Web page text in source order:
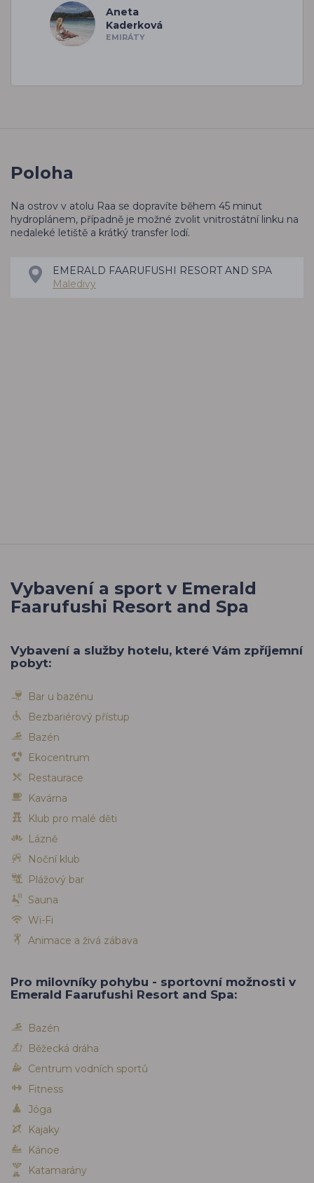
Aneta
Kaderková
EMIRÁTY
Poloha
Na ostrov v atolu Raa se dopravíte během 45 minut
hydroplánem, případně je možné zvolit vnitrostátní linku na
nedaleké letiště a krátký transfer lodí.
EMERALD FAARUFUSHI RESORT AND SPA
Maledivy
Vybavení a sport v Emerald
Faarufushi Resort and Spa
Vybavení a služby hotelu, které Vám zpříjemní
pobyt:
Bar u bazénu
Bezbariérový přístup
Bazén
Ekocentrum
Restaurace
Kavárna
Klub pro malé děti
Lázně
Noční klub
Plážový bar
Sauna
Wi-Fi
Animace a živá zábava
Pro milovníky pohybu - sportovní možnosti v
Emerald Faarufushi Resort and Spa:
Bazén
Běžecká dráha
Centrum vodních sportů
Fitness
Jóga
Kajaky
Kánoe
Katamarány